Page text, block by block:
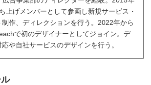
上げメンバーとして参画し新規サービス・
制作、ディレクションを行う。2022年から
で初のデザイナーとしてジョイン。デ
や自社サービスのデザインを行う。